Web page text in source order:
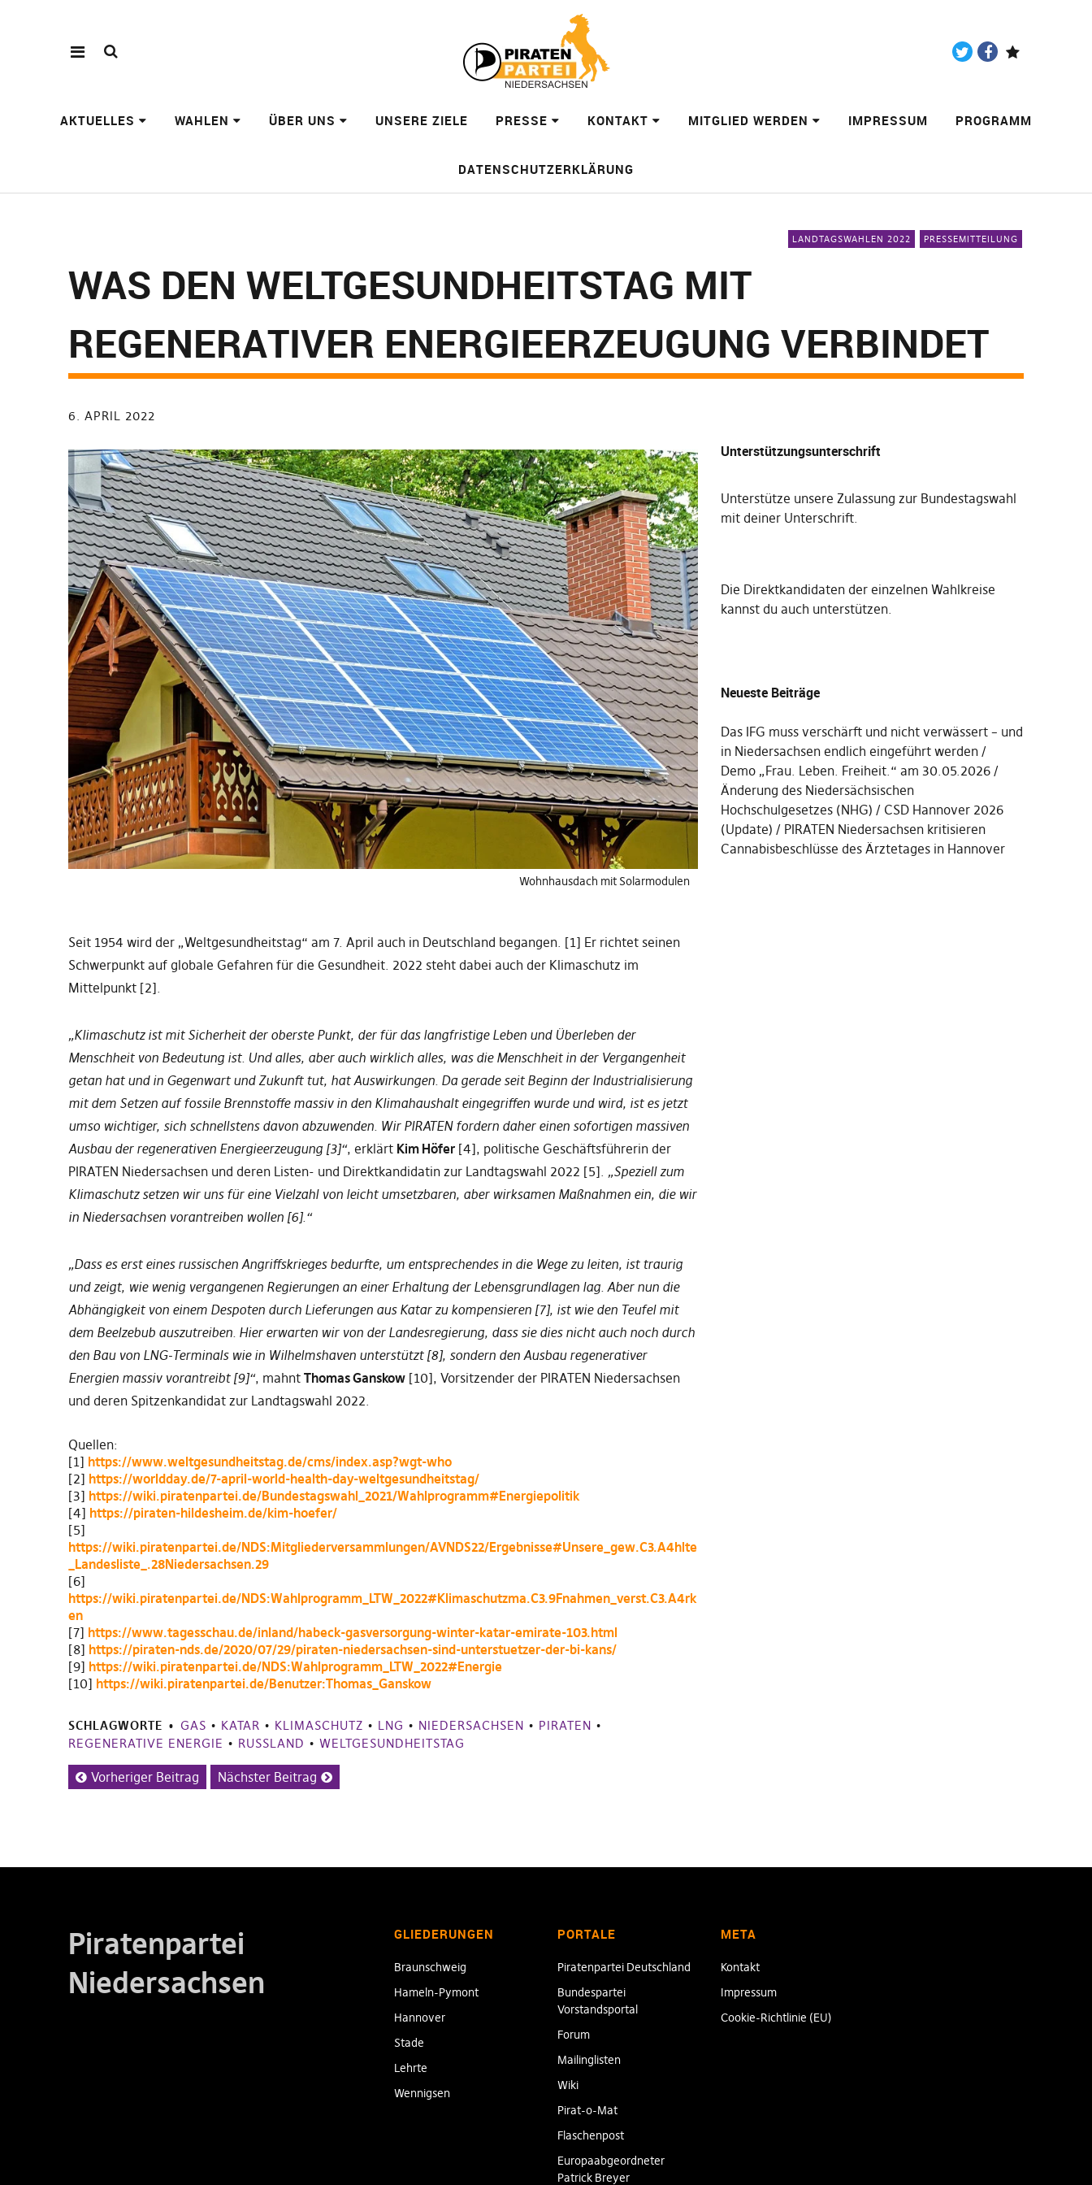
AKTUELLES WAHLEN ÜBER UNS UNSERE ZIELE PRESSE KONTAKT MITGLIED WERDEN IMPRESSUM PROGRAMM
DATENSCHUTZERKLÄRUNG
LANDTAGSWAHLEN 2022 PRESSEMITTEILUNG
WAS DEN WELTGESUNDHEITSTAG MIT
REGENERATIVER ENERGIEERZEUGUNG VERBINDET
6. APRIL 2022
Wohnhausdach mit Solarmodulen
Seit 1954 wird der „Weltgesundheitstag“ am 7. April auch in Deutschland begangen. [1] Er richtet seinen
Schwerpunkt auf globale Gefahren für die Gesundheit. 2022 steht dabei auch der Klimaschutz im
Mittelpunkt [2].
„Klimaschutz ist mit Sicherheit der oberste Punkt, der für das langfristige Leben und Überleben der
Menschheit von Bedeutung ist. Und alles, aber auch wirklich alles, was die Menschheit in der Vergangenheit
getan hat und in Gegenwart und Zukunft tut, hat Auswirkungen. Da gerade seit Beginn der Industrialisierung
mit dem Setzen auf fossile Brennstoffe massiv in den Klimahaushalt eingegriffen wurde und wird, ist es jetzt
umso wichtiger, sich schnellstens davon abzuwenden. Wir PIRATEN fordern daher einen sofortigen massiven
Ausbau der regenerativen Energieerzeugung [3]“, erklärt Kim Höfer [4], politische Geschäftsführerin der
PIRATEN Niedersachsen und deren Listen- und Direktkandidatin zur Landtagswahl 2022 [5]. „Speziell zum
Klimaschutz setzen wir uns für eine Vielzahl von leicht umsetzbaren, aber wirksamen Maßnahmen ein, die wir
in Niedersachsen vorantreiben wollen [6].“
„Dass es erst eines russischen Angriffskrieges bedurfte, um entsprechendes in die Wege zu leiten, ist traurig
und zeigt, wie wenig vergangenen Regierungen an einer Erhaltung der Lebensgrundlagen lag. Aber nun die
Abhängigkeit von einem Despoten durch Lieferungen aus Katar zu kompensieren [7], ist wie den Teufel mit
dem Beelzebub auszutreiben. Hier erwarten wir von der Landesregierung, dass sie dies nicht auch noch durch
den Bau von LNG-Terminals wie in Wilhelmshaven unterstützt [8], sondern den Ausbau regenerativer
Energien massiv vorantreibt [9]“, mahnt Thomas Ganskow [10], Vorsitzender der PIRATEN Niedersachsen
und deren Spitzenkandidat zur Landtagswahl 2022.
Quellen:
[1] https://www.weltgesundheitstag.de/cms/index.asp?wgt-who
[2] https://worldday.de/7-april-world-health-day-weltgesundheitstag/
[3] https://wiki.piratenpartei.de/Bundestagswahl_2021/Wahlprogramm#Energiepolitik
[4] https://piraten-hildesheim.de/kim-hoefer/
[5]
https://wiki.piratenpartei.de/NDS:Mitgliederversammlungen/AVNDS22/Ergebnisse#Unsere_gew.C3.A4hlte
_Landesliste_.28Niedersachsen.29
[6]
https://wiki.piratenpartei.de/NDS:Wahlprogramm_LTW_2022#Klimaschutzma.C3.9Fnahmen_verst.C3.A4rk
en
[7] https://www.tagesschau.de/inland/habeck-gasversorgung-winter-katar-emirate-103.html
[8] https://piraten-nds.de/2020/07/29/piraten-niedersachsen-sind-unterstuetzer-der-bi-kans/
[9] https://wiki.piratenpartei.de/NDS:Wahlprogramm_LTW_2022#Energie
[10] https://wiki.piratenpartei.de/Benutzer:Thomas_Ganskow
SCHLAGWORTE GAS • KATAR • KLIMASCHUTZ • LNG • NIEDERSACHSEN • PIRATEN •
REGENERATIVE ENERGIE • RUSSLAND • WELTGESUNDHEITSTAG
Vorheriger Beitrag Nächster Beitrag
Unterstützungsunterschrift
Unterstütze unsere Zulassung zur Bundestagswahl
mit deiner Unterschrift.
Die Direktkandidaten der einzelnen Wahlkreise
kannst du auch unterstützen.
Neueste Beiträge
Das IFG muss verschärft und nicht verwässert – und
in Niedersachsen endlich eingeführt werden
Demo „Frau. Leben. Freiheit.“ am 30.05.2026
Änderung des Niedersächsischen
Hochschulgesetzes (NHG)
CSD Hannover 2026
(Update)
PIRATEN Niedersachsen kritisieren
Cannabisbeschlüsse des Ärztetages in Hannover
Piratenpartei
Niedersachsen
GLIEDERUNGEN
Braunschweig
Hameln-Pymont
Hannover
Stade
Lehrte
Wennigsen
PORTALE
Piratenpartei Deutschland
Bundespartei
Vorstandsportal
Forum
Mailinglisten
Wiki
Pirat-o-Mat
Flaschenpost
Europaabgeordneter
Patrick Breyer
META
Kontakt
Impressum
Cookie-Richtlinie (EU)